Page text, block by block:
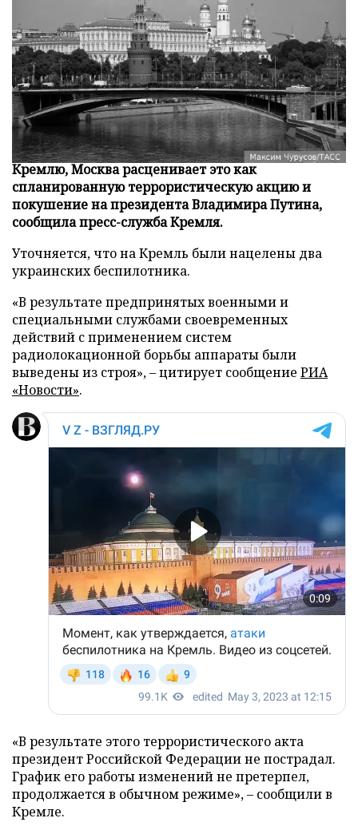
Ночью Украина пыталась нанести удар по
Кремлю, Москва расценивает это как
спланированную террористическую акцию и
покушение на президента Владимира Путина,
сообщила пресс-служба Кремля.
Уточняется, что на Кремль были нацелены два
украинских беспилотника.
«В результате предпринятых военными и
специальными службами своевременных
действий с применением систем
радиолокационной борьбы аппараты были
выведены из строя», – цитирует сообщение РИА
«Новости».
«В результате этого террористического акта
президент Российской Федерации не пострадал.
График его работы изменений не претерпел,
продолжается в обычном режиме», – сообщили в
Кремле.